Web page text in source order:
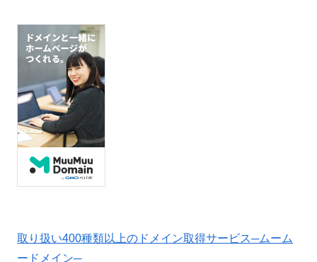
取り扱い400種類以上のドメイン取得サービス─ムーム
ードメイン─